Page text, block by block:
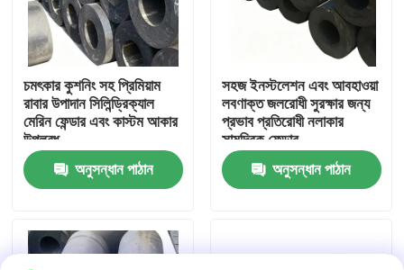
ভিডিও
আমাদের সম্পর্কে
কারখানা ভ্রমণ
গুণমান নিয়ন্ত্রণ
উদ্ধৃতির জন্য আবেদন
চমৎকার কুশনিং সহ প্রিমিয়াম
রাবার উপাদান সিলিন্ড্রিক্যাল
মেরিন ফেন্ডার এবং কাস্টম আকার
উপলব্ধ
অনুসন্ধান পাঠান
সহজ ইনস্টলেশন এবং আবহাওয়া
লবণাক্ত জলরোধী সুরক্ষার জন্য
প্রভাব প্রতিরোধী নলাকার
সামুদ্রিক ফেন্ডার
অনুসন্ধান পাঠান